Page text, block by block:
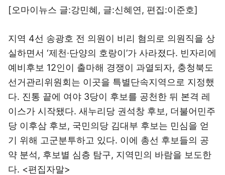
[오마이뉴스 글:강민혜, 글:신혜연, 편집:이준호]
지역 4선 송광호 전 의원이 비리 혐의로 의원직을 상
실하면서 ‘제천·단양의 호랑이’가 사라졌다. 빈자리에
예비후보 12인이 출마해 경쟁이 과열되자, 충청북도
선거관리위원회는 이곳을 특별단속지역으로 지정했
다. 진통 끝에 여야 3당이 후보를 공천한 뒤 본격 레
이스가 시작됐다. 새누리당 권석창 후보, 더불어민주
당 이후삼 후보, 국민의당 김대부 후보는 민심을 얻
기 위해 고군분투하고 있다. 이에 총선 후보들의 공
약 분석, 후보별 심층 탐구, 지역민의 바람을 보도한
다. <편집자말>